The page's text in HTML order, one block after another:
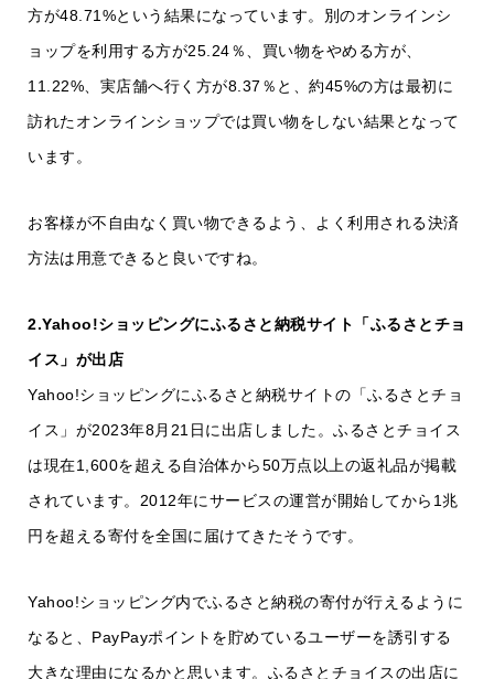
方が48.71%という結果になっています。別のオンラインシ
ョップを利用する方が25.24％、買い物をやめる方が、
11.22%、実店舗へ行く方が8.37％と、約45%の方は最初に
訪れたオンラインショップでは買い物をしない結果となって
います。
お客様が不自由なく買い物できるよう、よく利用される決済
方法は用意できると良いですね。
2.Yahoo!ショッピングにふるさと納税サイト「ふるさとチョ
イス」が出店
Yahoo!ショッピングにふるさと納税サイトの「ふるさとチョ
イス」が2023年8月21日に出店しました。ふるさとチョイス
は現在1,600を超える自治体から50万点以上の返礼品が掲載
されています。2012年にサービスの運営が開始してから1兆
円を超える寄付を全国に届けてきたそうです。
Yahoo!ショッピング内でふるさと納税の寄付が行えるように
なると、PayPayポイントを貯めているユーザーを誘引する
大きな理由になるかと思います。ふるさとチョイスの出店に